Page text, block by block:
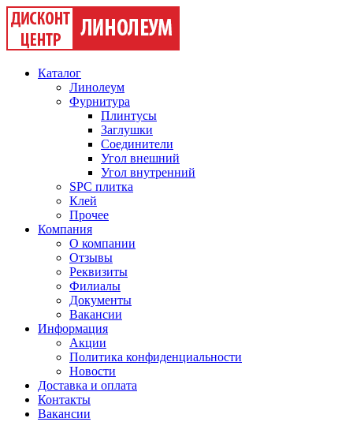
Каталог
Линолеум
Фурнитура
Плинтусы
Заглушки
Соединители
Угол внешний
Угол внутренний
SPC плитка
Клей
Прочее
Компания
О компании
Отзывы
Реквизиты
Филиалы
Документы
Вакансии
Информация
Акции
Политика конфиденциальности
Новости
Доставка и оплата
Контакты
Вакансии